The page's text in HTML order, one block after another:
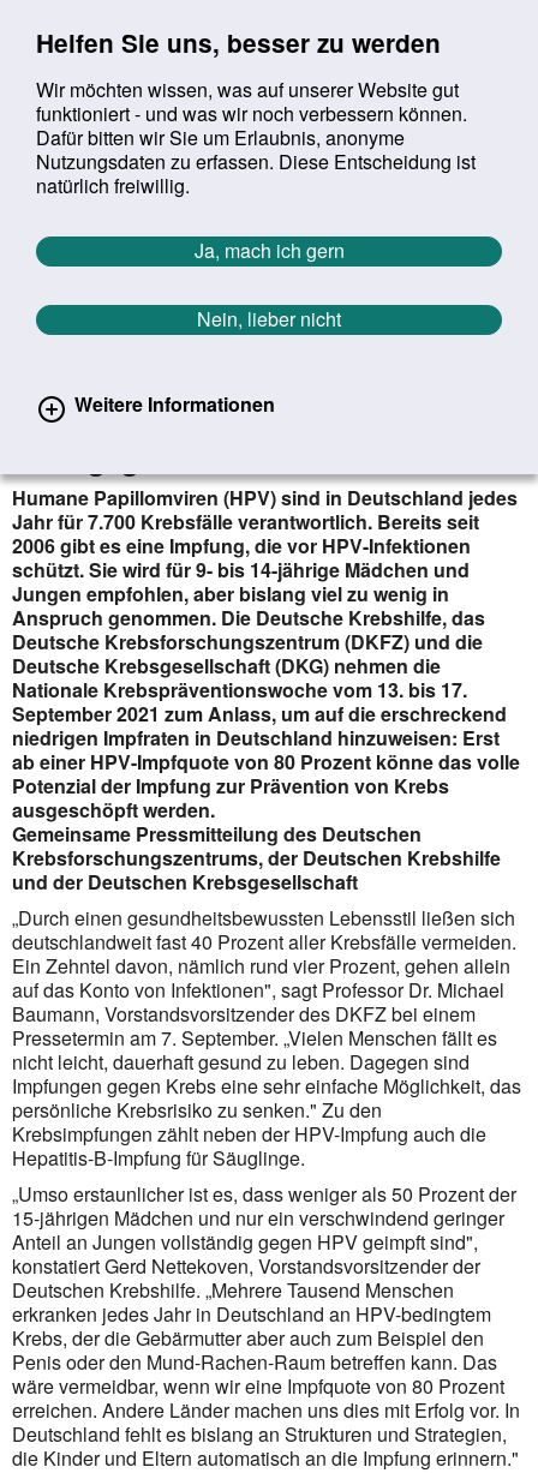
Helfen Sie uns, besser zu werden
Wir möchten wissen, was auf unserer Website gut
funktioniert - und was wir noch verbessern können.
Dafür bitten wir Sie um Erlaubnis, anonyme
Nutzungsdaten zu erfassen. Diese Entscheidung ist
natürlich freiwillig.
Ja, mach ich gern
Nein, lieber nicht
Weitere Informationen
Suchbegriff:
Sie befinden sich hier:
Startseite Aktuelles Aktuelle Meldungen
Aktuelle Meldungen
Zurück zur Übersicht erster
vorheriger
1199/1627
Pikst kurz, schützt lang - Mach dich
Humane Papillomviren (HPV) sind in Deutschland jedes
Jahr für 7.700 Krebsfälle verantwortlich. Bereits seit
2006 gibt es eine Impfung, die vor HPV-Infektionen
schützt. Sie wird für 9- bis 14-jährige Mädchen und
Jungen empfohlen, aber bislang viel zu wenig in
Anspruch genommen. Die Deutsche Krebshilfe, das
Deutsche Krebsforschungszentrum (DKFZ) und die
Deutsche Krebsgesellschaft (DKG) nehmen die
Nationale Krebspräventionswoche vom 13. bis 17.
September 2021 zum Anlass, um auf die erschreckend
niedrigen Impfraten in Deutschland hinzuweisen: Erst
ab einer HPV-Impfquote von 80 Prozent könne das volle
Potenzial der Impfung zur Prävention von Krebs
ausgeschöpft werden.
Gemeinsame Pressmitteilung des Deutschen
Krebsforschungszentrums, der Deutschen Krebshilfe
und der Deutschen Krebsgesellschaft
„Durch einen gesundheitsbewussten Lebensstil ließen sich
deutschlandweit fast 40 Prozent aller Krebsfälle vermeiden.
Ein Zehntel davon, nämlich rund vier Prozent, gehen allein
auf das Konto von Infektionen", sagt Professor Dr. Michael
Baumann, Vorstandsvorsitzender des DKFZ bei einem
Pressetermin am 7. September. „Vielen Menschen fällt es
nicht leicht, dauerhaft gesund zu leben. Dagegen sind
Impfungen gegen Krebs eine sehr einfache Möglichkeit, das
persönliche Krebsrisiko zu senken." Zu den
Krebsimpfungen zählt neben der HPV-Impfung auch die
Hepatitis-B-Impfung für Säuglinge.
„Umso erstaunlicher ist es, dass weniger als 50 Prozent der
15-jährigen Mädchen und nur ein verschwindend geringer
Anteil an Jungen vollständig gegen HPV geimpft sind",
konstatiert Gerd Nettekoven, Vorstandsvorsitzender der
Deutschen Krebshilfe. „Mehrere Tausend Menschen
erkranken jedes Jahr in Deutschland an HPV-bedingtem
Krebs, der die Gebärmutter aber auch zum Beispiel den
Penis oder den Mund-Rachen-Raum betreffen kann. Das
wäre vermeidbar, wenn wir eine Impfquote von 80 Prozent
erreichen. Andere Länder machen uns dies mit Erfolg vor. In
Deutschland fehlt es bislang an Strukturen und Strategien,
die Kinder und Eltern automatisch an die Impfung erinnern."